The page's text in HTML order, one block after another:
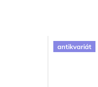
antikvariát